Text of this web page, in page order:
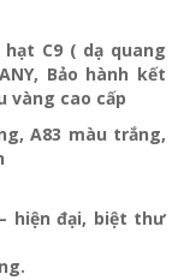
hạt C9 ( dạ quang
Bảo hành kết
vàng cao cấp
A83 màu trắng,
hiện đại, biệt thư